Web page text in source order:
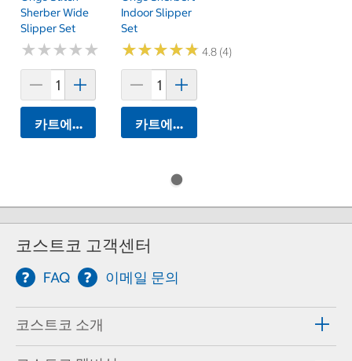
Sherber Wide
Slipper Set
★★★★★
★★★★★
카트에 담기
Indoor Slipper
Set
★★★★★
★★★★★ 4.8 (4)
카트에 담기
코스트코 고객센터
FAQ 이메일 문의
코스트코 소개